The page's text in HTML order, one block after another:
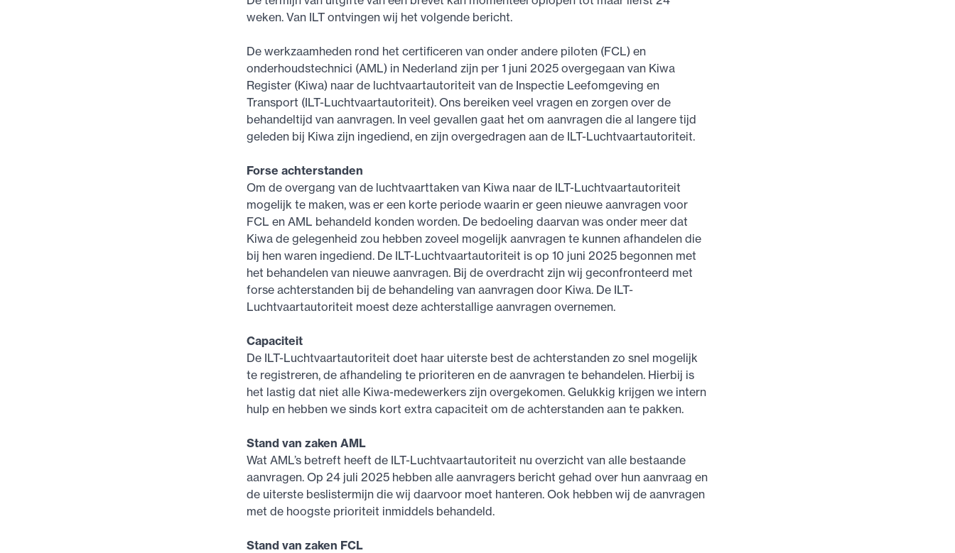
weken. Van ILT ontvingen wij het volgende bericht.
De werkzaamheden rond het certificeren van onder andere piloten (FCL) en
onderhoudstechnici (AML) in Nederland zijn per 1 juni 2025 overgegaan van Kiwa
Register (Kiwa) naar de luchtvaartautoriteit van de Inspectie Leefomgeving en
Transport (ILT-Luchtvaartautoriteit). Ons bereiken veel vragen en zorgen over de
behandeltijd van aanvragen. In veel gevallen gaat het om aanvragen die al langere tijd
geleden bij Kiwa zijn ingediend, en zijn overgedragen aan de ILT-Luchtvaartautoriteit.
Forse achterstanden
Om de overgang van de luchtvaarttaken van Kiwa naar de ILT-Luchtvaartautoriteit
mogelijk te maken, was er een korte periode waarin er geen nieuwe aanvragen voor
FCL en AML behandeld konden worden. De bedoeling daarvan was onder meer dat
Kiwa de gelegenheid zou hebben zoveel mogelijk aanvragen te kunnen afhandelen die
bij hen waren ingediend. De ILT-Luchtvaartautoriteit is op 10 juni 2025 begonnen met
het behandelen van nieuwe aanvragen. Bij de overdracht zijn wij geconfronteerd met
forse achterstanden bij de behandeling van aanvragen door Kiwa. De ILT-
Luchtvaartautoriteit moest deze achterstallige aanvragen overnemen.
Capaciteit
De ILT-Luchtvaartautoriteit doet haar uiterste best de achterstanden zo snel mogelijk
te registreren, de afhandeling te prioriteren en de aanvragen te behandelen. Hierbij is
het lastig dat niet alle Kiwa-medewerkers zijn overgekomen. Gelukkig krijgen we intern
hulp en hebben we sinds kort extra capaciteit om de achterstanden aan te pakken.
Stand van zaken AML
Wat AML’s betreft heeft de ILT-Luchtvaartautoriteit nu overzicht van alle bestaande
aanvragen. Op 24 juli 2025 hebben alle aanvragers bericht gehad over hun aanvraag en
de uiterste beslistermijn die wij daarvoor moet hanteren. Ook hebben wij de aanvragen
met de hoogste prioriteit inmiddels behandeld.
Stand van zaken FCL